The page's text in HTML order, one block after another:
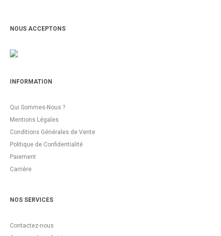
NOUS ACCEPTONS
INFORMATION
Qui Sommes-Nous ?
Mentions Légales
Conditions Générales de Vente
Politique de Confidentialité
Paiement
Carrière
NOS SERVICES
Contactez-nous